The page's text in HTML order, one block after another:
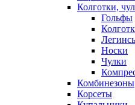
Колготки,
Гольфы
Носки
Чулки
Комбинезоны
Корсеты